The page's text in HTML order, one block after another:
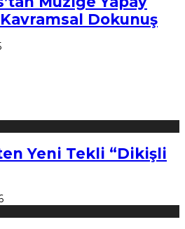
Dokunuş
Yeni Tekli “Dikişli